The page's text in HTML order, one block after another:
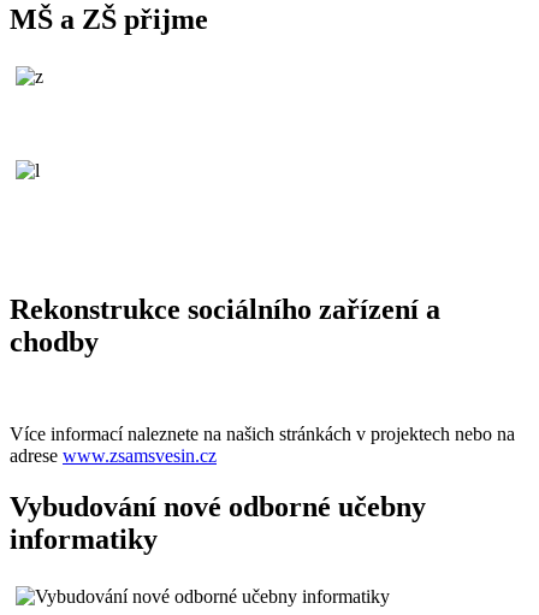
MŠ a ZŠ přijme
Rekonstrukce sociálního zařízení a
chodby
Více informací naleznete na našich stránkách v projektech nebo na
adrese www.zsamsvesin.cz
Vybudování nové odborné učebny
informatiky